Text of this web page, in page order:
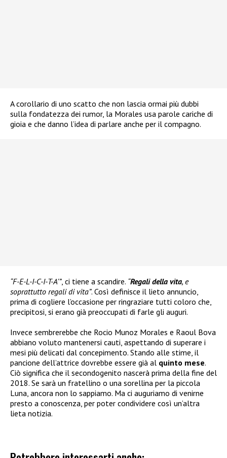
A corollario di uno scatto che non lascia ormai più dubbi
sulla fondatezza dei rumor, la Morales usa parole cariche di
gioia e che danno l’idea di parlare anche per il compagno.
“F-E-L-I-C-I-T-A'”, ci tiene a scandire. “Regali della vita, e
soprattutto regali di vita”. Così definisce il lieto annuncio,
prima di cogliere l’occasione per ringraziare tutti coloro che,
precipitosi, si erano già preoccupati di farle gli auguri.
Invece sembrerebbe che Rocio Munoz Morales e Raoul Bova
abbiano voluto mantenersi cauti, aspettando di superare i
mesi più delicati dal concepimento. Stando alle stime, il
pancione dell’attrice dovrebbe essere già al quinto mese.
Ciò significa che il secondogenito nascerà prima della fine del
2018. Se sarà un fratellino o una sorellina per la piccola
Luna, ancora non lo sappiamo. Ma ci auguriamo di venirne
presto a conoscenza, per poter condividere così un’altra
lieta notizia.